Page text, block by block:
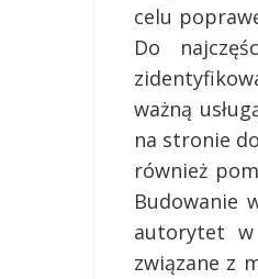
celu
Do
ważną
na stronie
również
Budowanie
autorytet w
związane z